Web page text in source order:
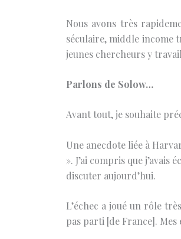
Nous avons très
séculaire, middle income
jeunes chercheurs y
Parlons de Solow…
Avant tout, je souhaite
Une anecdote liée à
». J’ai compris que
discuter aujourd’hui.
L’échec a joué un rôle
pas parti [de France].